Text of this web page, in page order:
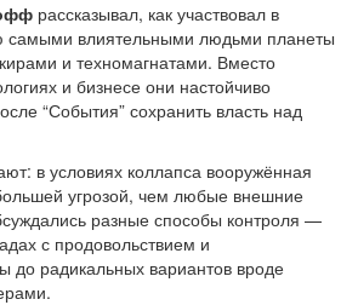
рассказывал, как участвовал в
самыми влиятельными людьми планеты
и техномагнатами. Вместо
и бизнесе они настойчиво
“События” сохранить власть над
в условиях коллапса вооружённая
угрозой, чем любые внешние
разные способы контроля —
с продовольствием и
до радикальных вариантов вроде